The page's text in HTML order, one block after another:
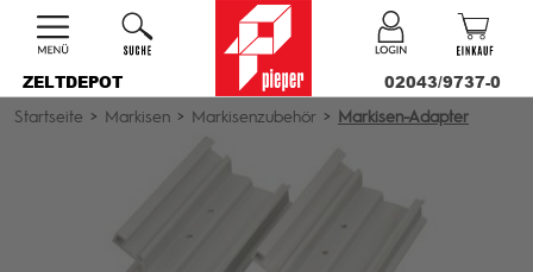
ZELTDEPOT
02043/9737-0
Startseite > Markisen > Markisenzubehör > Markisen-Adapter